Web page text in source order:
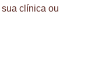
clínica ou